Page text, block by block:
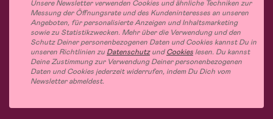
Unsere Newsletter verwenden Cookies und ähnliche Techniken zur
Messung der Öffnungsrate und des Kundeninteresses an unseren
Angeboten, für personalisierte Anzeigen und Inhaltsmarketing
sowie zu Statistikzwecken. Mehr über die Verwendung und den
Schutz Deiner personenbezogenen Daten und Cookies kannst Du in
unseren Richtlinien zu DatenschutzundCookies lesen. Du kannst
Deine Zustimmung zur Verwendung Deiner personenbezogenen
Daten und Cookies jederzeit widerrufen, indem Du Dich vom
Newsletter abmeldest.